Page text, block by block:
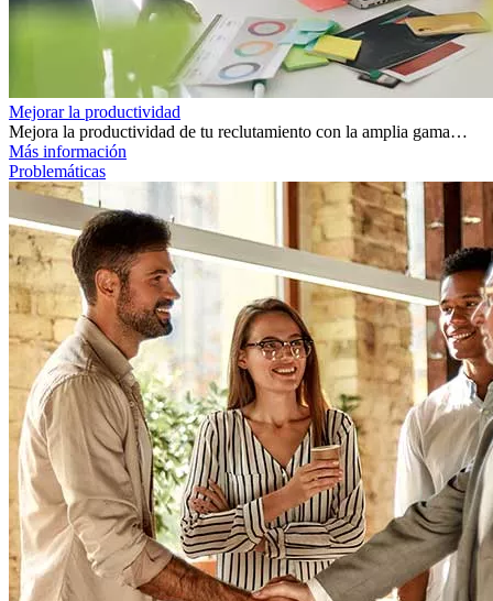
Mejorar la productividad
Mejora la productividad de tu reclutamiento con la amplia gama…
Más información
Problemáticas